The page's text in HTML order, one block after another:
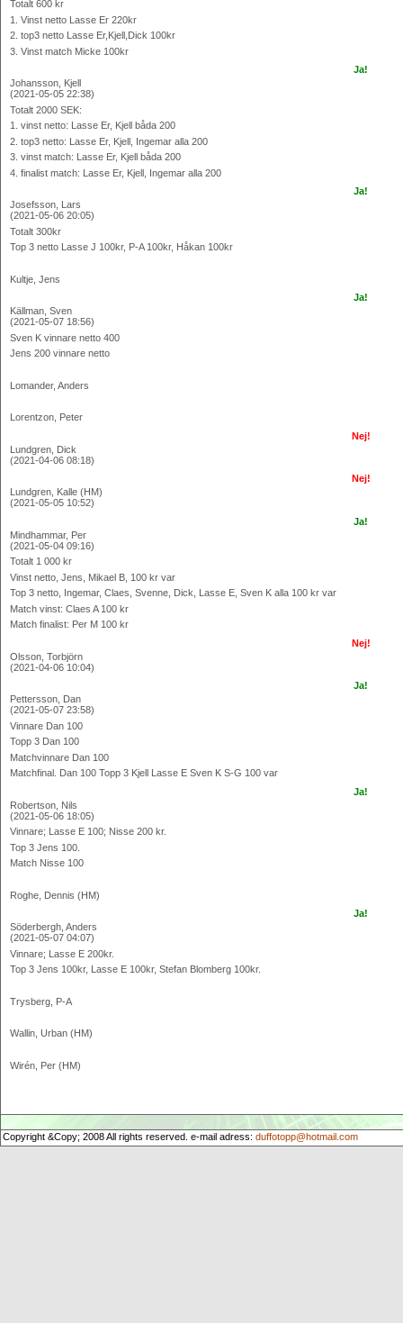
Totalt 600 kr
1. Vinst netto Lasse Er 220kr
2. top3 netto Lasse Er,Kjell,Dick 100kr
3. Vinst match Micke 100kr
Ja!
Johansson, Kjell
(2021-05-05 22:38)
Totalt 2000 SEK:
1. vinst netto: Lasse Er, Kjell båda 200
2. top3 netto: Lasse Er, Kjell, Ingemar alla 200
3. vinst match: Lasse Er, Kjell båda 200
4. finalist match: Lasse Er, Kjell, Ingemar alla 200
Ja!
Josefsson, Lars
(2021-05-06 20:05)
Totalt 300kr
Top 3 netto Lasse J 100kr, P-A 100kr, Håkan 100kr
Kultje, Jens
Ja!
Källman, Sven
(2021-05-07 18:56)
Sven K vinnare netto 400
Jens 200 vinnare netto
Lomander, Anders
Lorentzon, Peter
Nej!
Lundgren, Dick
(2021-04-06 08:18)
Nej!
Lundgren, Kalle (HM)
(2021-05-05 10:52)
Ja!
Mindhammar, Per
(2021-05-04 09:16)
Totalt 1 000 kr
Vinst netto, Jens, Mikael B, 100 kr var
Top 3 netto, Ingemar, Claes, Svenne, Dick, Lasse E, Sven K alla 100 kr var
Match vinst: Claes A 100 kr
Match finalist: Per M 100 kr
Nej!
Olsson, Torbjörn
(2021-04-06 10:04)
Ja!
Pettersson, Dan
(2021-05-07 23:58)
Vinnare Dan 100
Topp 3 Dan 100
Matchvinnare Dan 100
Matchfinal. Dan 100 Topp 3 Kjell Lasse E Sven K S-G 100 var
Ja!
Robertson, Nils
(2021-05-06 18:05)
Vinnare; Lasse E 100; Nisse 200 kr.
Top 3 Jens 100.
Match Nisse 100
Roghe, Dennis (HM)
Ja!
Söderbergh, Anders
(2021-05-07 04:07)
Vinnare; Lasse E 200kr.
Top 3 Jens 100kr, Lasse E 100kr, Stefan Blomberg 100kr.
Trysberg, P-A
Wallin, Urban (HM)
Wirén, Per (HM)
Copyright &Copy; 2008 All rights reserved. e-mail adress: duffotopp@hotmail.com